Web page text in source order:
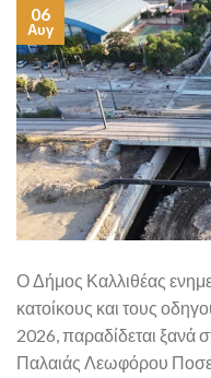
06
Αυγ
Ο Δήμος Καλλιθέας
κατοίκους και τους
2026, παραδίδεται ξανά
Παλαιάς Λεωφόρου